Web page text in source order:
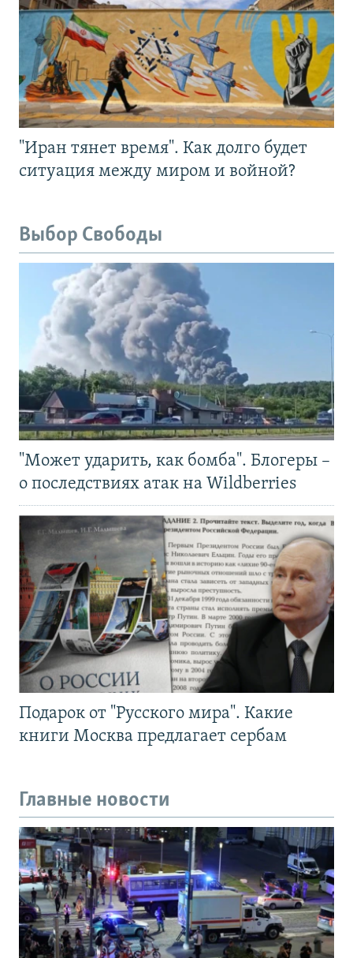
"Иран тянет время". Как долго будет
ситуация между миром и войной?
Выбор Свободы
"Может ударить, как бомба". Блогеры –
о последствиях атак на Wildberries
Подарок от "Русского мира". Какие
книги Москва предлагает сербам
Главные новости